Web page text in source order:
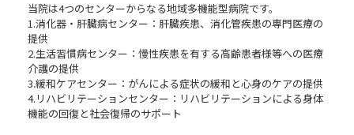
当院は4つのセンターからなる地域多機能型病院です。
1.消化器・肝臓病センター：肝臓疾患、消化管疾患の専門医療の
提供
2.生活習慣病センター：慢性疾患を有する高齢患者様等への医療
介護の提供
3.緩和ケアセンター：がんによる症状の緩和と心身のケアの提供
4.リハビリテーションセンター：リハビリテーションによる身体
機能の回復と社会復帰のサポート